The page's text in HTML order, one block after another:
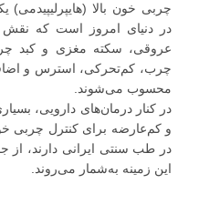
چربی خون بالا (هایپرلیپیدمی)
در دنیای امروز است که نقش
عروقی، سکته مغزی و کبد
چرب، کم‌تحرکی، استرس و
محسوب می‌شوند.
در کنار درمان‌های دارویی،
و کم‌عارضه برای کنترل چربی
در طب سنتی ایرانی دارند، از
این زمینه به‌شمار می‌روند.